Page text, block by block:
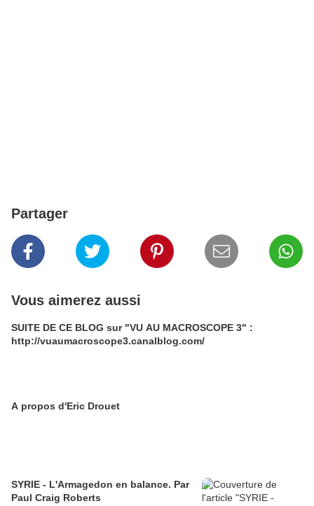
Partager
Vous aimerez aussi
SUITE DE CE BLOG sur "VU AU MACROSCOPE 3" :
http://vuaumacroscope3.canalblog.com/
A propos d'Eric Drouet
SYRIE - L'Armagedon en balance. Par
Paul Craig Roberts